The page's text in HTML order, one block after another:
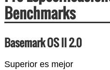
Benchmarks
Basemark OS II 2.0
Superior es mejor